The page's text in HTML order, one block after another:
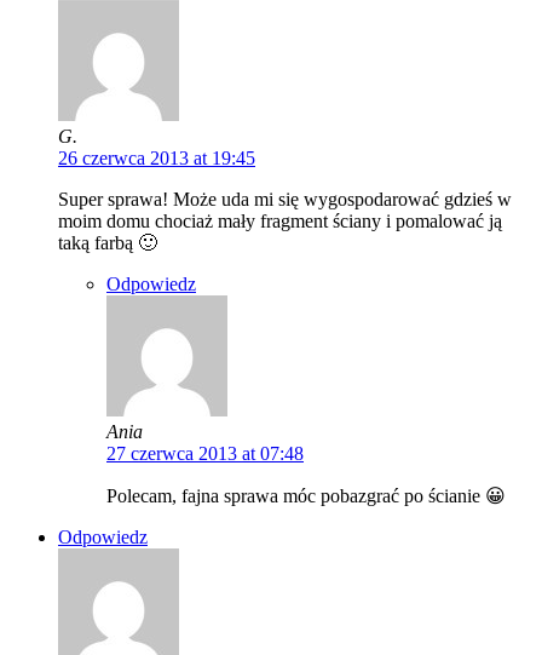
G.
26 czerwca 2013 at 19:45
Super sprawa! Może uda mi się wygospodarować gdzieś w
moim domu chociaż mały fragment ściany i pomalować ją
taką farbą 🙂
Odpowiedz
Ania
27 czerwca 2013 at 07:48
Polecam, fajna sprawa móc pobazgrać po ścianie 😀
Odpowiedz